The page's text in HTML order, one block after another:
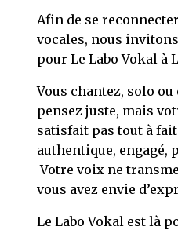
Afin de se
vocales, nous
pour Le Labo Vokal à
Vous chantez, solo ou
pensez juste, mais
satisfait pas tout à
authentique, engagé,
Votre voix ne
vous avez envie
Le Labo Vokal est là